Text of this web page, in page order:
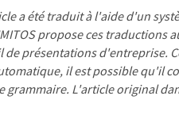
a été traduit à l'aide d'un
propose ces traductions
de présentations d'entreprise.
il est possible qu'il
grammaire. L'article original